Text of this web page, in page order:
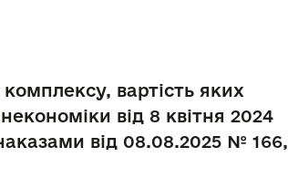
вартість яких
від 8 квітня 2024
від 08.08.2025 № 166,